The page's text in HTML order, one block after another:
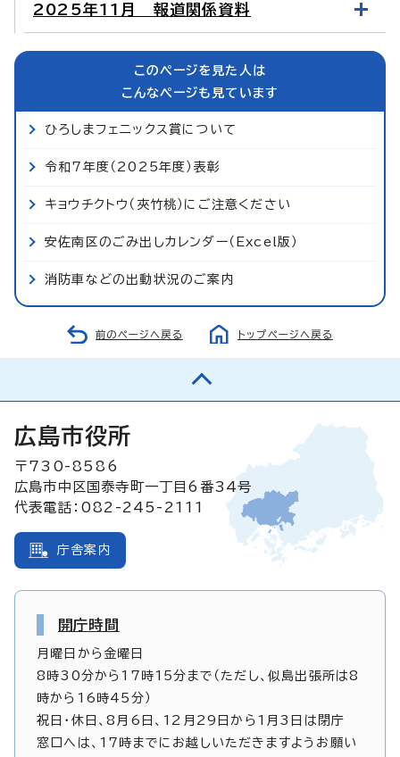
2025年11月 報道関係資料
このページを見た人は
こんなページも見ています
ひろしまフェニックス賞について
令和7年度（2025年度）表彰
キョウチクトウ（夾竹桃）にご注意ください
安佐南区のごみ出しカレンダー（Excel版）
消防車などの出動状況のご案内
前のページへ戻る トップページへ戻る
広島市役所
〒730-8586
広島市中区国泰寺町一丁目6番34号
代表電話：082-245-2111
庁舎案内
開庁時間
月曜日から金曜日
8時30分から17時15分まで（ただし、似島出張所は8
時から16時45分）
祝日・休日、8月6日、12月29日から1月3日は閉庁
窓口へは、17時までにお越しいただきますようお願い